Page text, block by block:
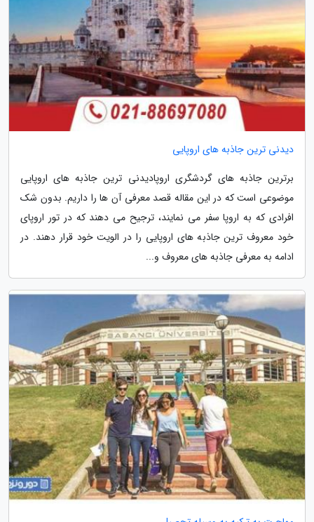
دیدنی ترین جاذبه های اروپایی
برترین جاذبه های گردشگری اروپادیدنی ترین جاذبه های اروپایی
موضوعی است که در این مقاله قصد معرفی آن ها را داریم. بدون شک
افرادی که به اروپا سفر می نمایند، ترجیح می دهند که در تور اروپای
خود معروف ترین جاذبه های اروپایی را در الویت خود قرار دهند. در
ادامه به معرفی جاذبه های معروف و...